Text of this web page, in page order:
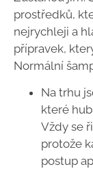
prostředků,
nejrychleji a
přípravek,
Normální
Na trhu
které
Vždy se
protože
postup